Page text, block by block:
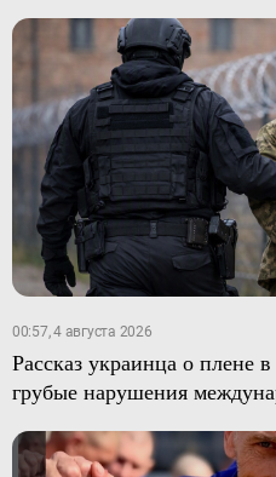
00:57, 4 августа 2026
Рассказ украинца о плене
грубые нарушения